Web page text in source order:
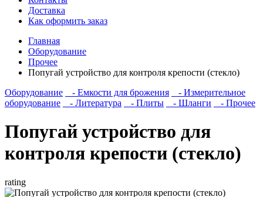
Доставка
Как оформить заказ
Главная
Оборудование
Прочее
Попугай устройство для контроля крепости (стекло)
Оборудование
- Емкости для брожения
- Измерительное
оборудование
- Литература - Плиты - Шланги - Прочее
Попугай устройство для
контроля крепости (стекло)
rating